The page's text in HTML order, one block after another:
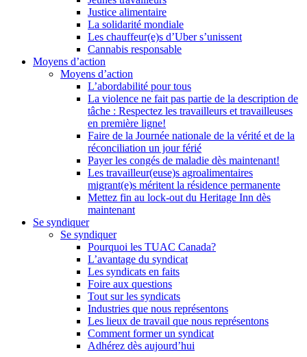
Justice alimentaire
La solidarité mondiale
Les chauffeur(e)s d’Uber s’unissent
Cannabis responsable
Moyens d’action
Moyens d’action
L’abordabilité pour tous
La violence ne fait pas partie de la description de
tâche : Respectez les travailleurs et travailleuses
en première ligne!
Faire de la Journée nationale de la vérité et de la
réconciliation un jour férié
Payer les congés de maladie dès maintenant!
Les travailleur(euse)s agroalimentaires
migrant(e)s méritent la résidence permanente
Mettez fin au lock-out du Heritage Inn dès
maintenant
Se syndiquer
Se syndiquer
Pourquoi les TUAC Canada?
L’avantage du syndicat
Les syndicats en faits
Foire aux questions
Tout sur les syndicats
Industries que nous représentons
Les lieux de travail que nous représentons
Comment former un syndicat
Adhérez dès aujourd’hui